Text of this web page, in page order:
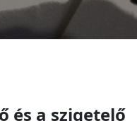
és a szigetelő